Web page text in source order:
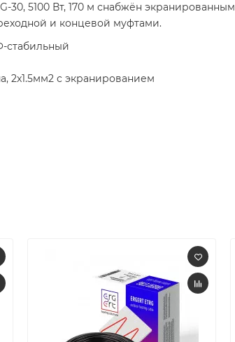
30, 5100 Вт, 170 м снабжён экранированным
и концевой муфтами.
стабильный
2x1.5мм2 с экранированием